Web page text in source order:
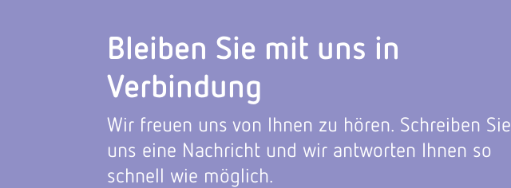
Bleiben Sie mit uns in
Verbindung
Wir freuen uns von Ihnen zu hören. Schreiben Sie
uns eine Nachricht und wir antworten Ihnen so
schnell wie möglich.